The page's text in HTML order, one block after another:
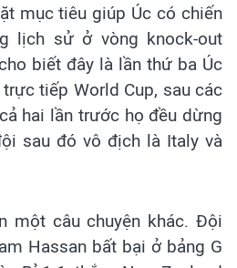
mục tiêu giúp Úc có chiến
lịch sử ở vòng knock-out
biết đây là lần thứ ba Úc
tiếp World Cup, sau các
hai lần trước họ đều dừng
sau đó vô địch là Italy và
một câu chuyện khác. Đội
Hassan bất bại ở bảng G